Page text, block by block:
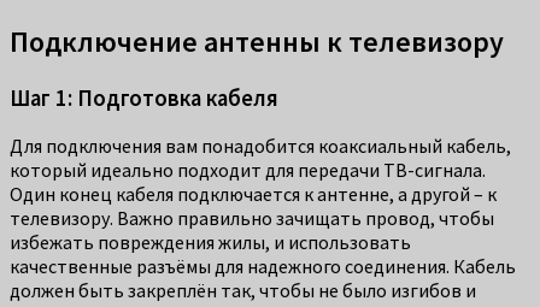
Подключение антенны к телевизору
Шаг 1: Подготовка кабеля
Для подключения вам понадобится коаксиальный кабель,
который идеально подходит для передачи ТВ-сигнала.
Один конец кабеля подключается к антенне, а другой – к
телевизору. Важно правильно зачищать провод, чтобы
избежать повреждения жилы, и использовать
качественные разъёмы для надежного соединения. Кабель
должен быть закреплён так, чтобы не было изгибов и